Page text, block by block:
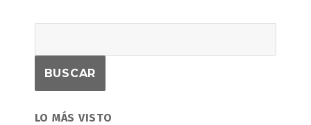
LO MÁS VISTO